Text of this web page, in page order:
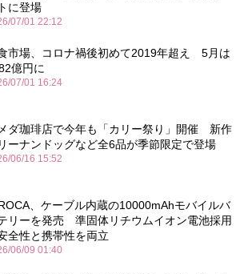
に登場
07/01 22:12
市場、コロナ禍後初めて2019年超え 5月は
億円に
07/01 16:24
ダ珈琲店で今年も「カリー祭り」開催 新作
ーナンドッグなど全6品が季節限定で登場
06/16 15:52
、ケーブル内蔵の10000mAhモバイルバ
リーを発売 準固体リチウムイオン電池採用
全性と携帯性を両立
06/09 01:40